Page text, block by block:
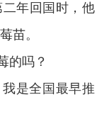
年回国时，他
苗。
的吗？
是全国最早推